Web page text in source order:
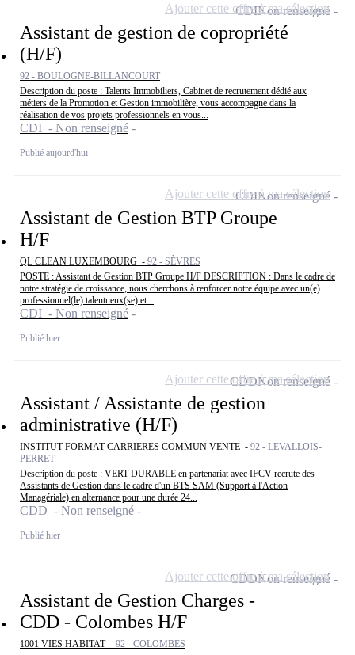
Assistant de gestion de copropriété
(H/F)
92 - BOULOGNE-BILLANCOURT
Description du poste : Talents Immobiliers, Cabinet de recrutement dédié aux
métiers de la Promotion et Gestion immobilière, vous accompagne dans la
réalisation de vos projets professionnels en vous...
CDI - Non renseigné
Publié aujourd'hui
CDINon renseigné
Ajouter cette offre à ma sélection
Assistant de Gestion BTP Groupe
H/F
QL CLEAN LUXEMBOURG - 92 - SÈVRES
POSTE : Assistant de Gestion BTP Groupe H/F DESCRIPTION : Dans le cadre de
notre stratégie de croissance, nous cherchons à renforcer notre équipe avec un(e)
professionnel(le) talentueux(se) et...
CDI - Non renseigné
Publié hier
CDINon renseigné
Ajouter cette offre à ma sélection
Assistant / Assistante de gestion
administrative (H/F)
INSTITUT FORMAT CARRIERES COMMUN VENTE - 92 - LEVALLOIS-
PERRET
Description du poste : VERT DURABLE en partenariat avec IFCV recrute des
Assistants de Gestion dans le cadre d'un BTS SAM (Support à l'Action
Managériale) en alternance pour une durée 24...
CDD - Non renseigné
Publié hier
CDDNon renseigné
Ajouter cette offre à ma sélection
Assistant de Gestion Charges -
CDD - Colombes H/F
1001 VIES HABITAT - 92 - COLOMBES
CDDNon renseigné
Ajouter cette offre à ma sélection